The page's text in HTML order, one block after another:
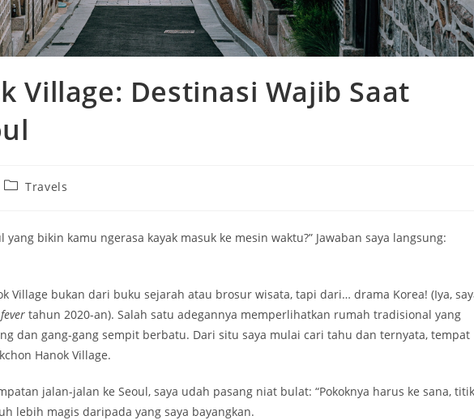
Village: Destinasi Wajib Saat
PostTravels
yang bikin kamu ngerasa kayak masuk ke mesin waktu?” Jawaban saya langsung:
Village bukan dari buku sejarah atau brosur wisata, tapi dari… drama Korea! (Iya,
tahun 2020-an). Salah satu adegannya memperlihatkan rumah tradisional yang
dan gang-gang sempit berbatu. Dari situ saya mulai cari tahu dan ternyata, tempat
Hanok Village.
jalan-jalan ke Seoul, saya udah pasang niat bulat: “Pokoknya harus ke sana,
lebih magis daripada yang saya bayangkan.